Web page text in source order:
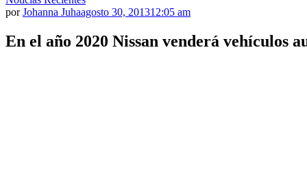
porJohanna Juhaagosto 30, 201312:05 am
En el año 2020 Nissan venderá vehículos